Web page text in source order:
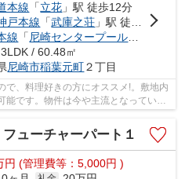
本線 「立花 」駅 徒歩12分
戸本線 「武庫之荘 」駅 徒歩24分
線 「 尼崎センタープール前
/ 60.48㎡
尼崎市稲葉元町２丁目
で、料理好きの方にオススメ!。敷地内
能です。物件は今や主流となってい
ューチャーパート１
円 (管理費等：5,000円 )